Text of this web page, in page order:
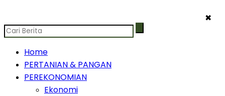
✖
Home
PERTANIAN & PANGAN
PEREKONOMIAN
Ekonomi